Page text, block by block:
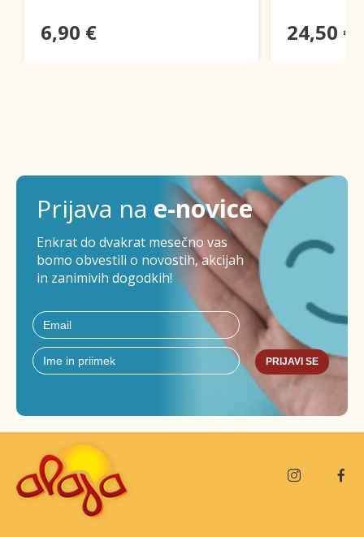
6,90 € 24,50 €
Prijava na e-novice
Enkrat do dvakrat mesečno vas
bomo obvestili o novostih, akcijah
in zanimivih dogodkih!
PRIJAVI SE